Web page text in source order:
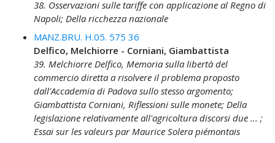
38. Osservazioni sulle tariffe con applicazione al Regno di
Napoli; Della ricchezza nazionale
MANZ.BRU. H.05. 575 36
Delfico, Melchiorre - Corniani, Giambattista
39. Melchiorre Delfico, Memoria sulla libertà del
commercio diretta a risolvere il problema proposto
dall'Accademia di Padova sullo stesso argomento;
Giambattista Corniani, Riflessioni sulle monete; Della
legislazione relativamente all'agricoltura discorsi due ... ;
Essai sur les valeurs par Maurice Solera piémontais